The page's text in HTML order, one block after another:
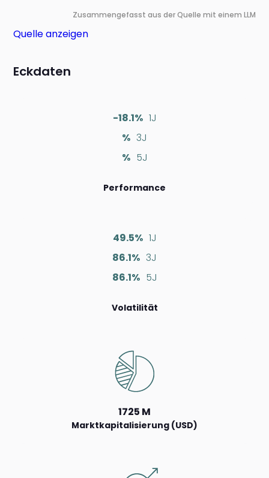
Zusammengefasst aus der Quelle mit einem LLM
Quelle anzeigen
Eckdaten
-18.1% 1J
% 3J
% 5J
Performance
49.5% 1J
86.1% 3J
86.1% 5J
Volatilität
1725 M
Marktkapitalisierung (USD)